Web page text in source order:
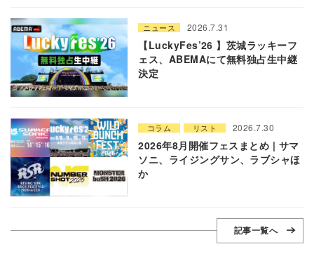
ニュース 2026.7.31
【LuckyFes’26 】茨城ラッキーフ
ェス、ABEMAにて無料独占生中継
決定
コラム リスト 2026.7.30
2026年8月開催フェスまとめ | サマ
ソニ、ライジングサン、ラブシャほ
か
記事一覧へ